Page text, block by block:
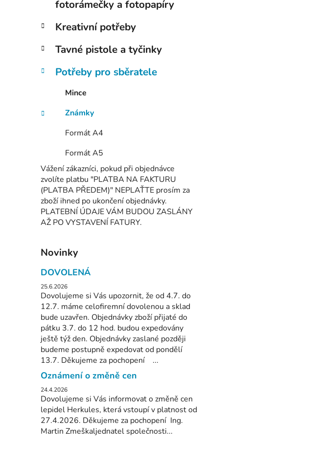
fotorámečky a fotopapíry
Kreativní potřeby
Tavné pistole a tyčinky
Potřeby pro sběratele
Mince
Známky
Formát A4
Formát A5
Vážení zákazníci, pokud při objednávce
zvolíte platbu "PLATBA NA FAKTURU
(PLATBA PŘEDEM)" NEPLAŤTE prosím za
zboží ihned po ukončení objednávky.
PLATEBNÍ ÚDAJE VÁM BUDOU ZASLÁNY
AŽ PO VYSTAVENÍ FATURY.
Novinky
DOVOLENÁ
25.6.2026
Dovolujeme si Vás upozornit, že od 4.7. do
12.7. máme celofiremní dovolenou a sklad
bude uzavřen. Objednávky zboží přijaté do
pátku 3.7. do 12 hod. budou expedovány
ještě týž den. Objednávky zaslané později
budeme postupně expedovat od pondělí
13.7. Děkujeme za pochopení ...
Oznámení o změně cen
24.4.2026
Dovolujeme si Vás informovat o změně cen
lepidel Herkules, která vstoupí v platnost od
27.4.2026. Děkujeme za pochopení Ing.
Martin Zmeškaljednatel společnosti...